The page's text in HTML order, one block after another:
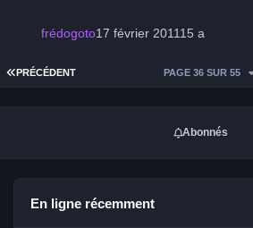
frédogoto17 février 201115 a
PREMIÈRE PAGE
PRÉCÉDENT PAGE 36 SUR 55
Abonnés
En ligne récemment